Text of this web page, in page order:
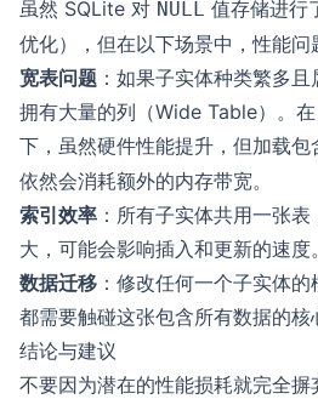
虽然 SQLite 对 NULL 值存储进行
优化），但在以下场景中，性能问
宽表问题 ：如果子实体种类繁多
拥有大量的列（Wide Table）。
下，虽然硬件性能提升，但加载包
依然会消耗额外的内存带宽。
索引效率 ：所有子实体共用一张
大，可能会影响插入和更新的速度。
数据迁移 ：修改任何一个子实体
都需要触碰这张包含所有数据的核
结论与建议
不要因为潜在的性能损耗就完全